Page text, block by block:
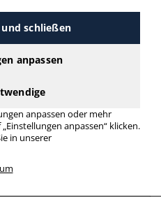
Din Lang
Din Lang
schließen
anpassen
anpassen oder mehr
anpassen“ klicken.
in unserer